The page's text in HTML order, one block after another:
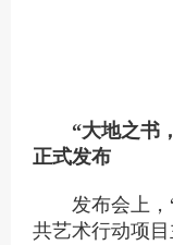
“大地之书
正式发布
发布会上
共艺术行动项